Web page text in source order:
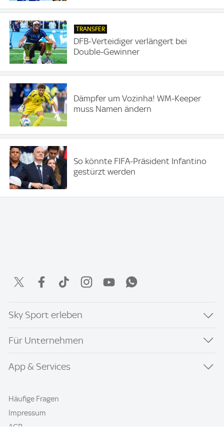
TRANSFER
DFB-Verteidiger verlängert bei
Double-Gewinner
Dämpfer um Vozinha! WM-Keeper
muss Namen ändern
So könnte FIFA-Präsident Infantino
gestürzt werden
Sky Sport erleben
Für Unternehmen
App & Services
Häufige Fragen
Impressum